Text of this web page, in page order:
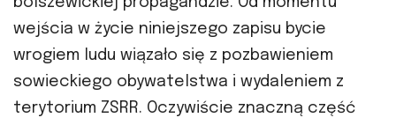
wejścia w życie niniejszego zapisu bycie
wrogiem ludu wiązało się z pozbawieniem
sowieckiego obywatelstwa i wydaleniem z
terytorium ZSRR. Oczywiście znaczną część